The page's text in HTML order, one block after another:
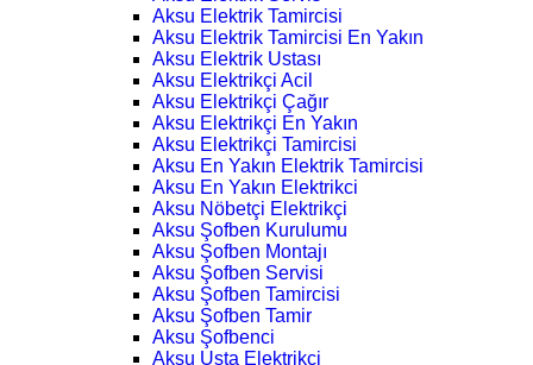
Aksu Elektrik Tamircisi
Aksu Elektrik Tamircisi En Yakın
Aksu Elektrik Ustası
Aksu Elektrikçi Acil
Aksu Elektrikçi Çağır
Aksu Elektrikçi En Yakın
Aksu Elektrikçi Tamircisi
Aksu En Yakın Elektrik Tamircisi
Aksu En Yakın Elektrikci
Aksu Nöbetçi Elektrikçi
Aksu Şofben Kurulumu
Aksu Şofben Montajı
Aksu Şofben Servisi
Aksu Şofben Tamircisi
Aksu Şofben Tamir
Aksu Şofbenci
Aksu Usta Elektrikçi